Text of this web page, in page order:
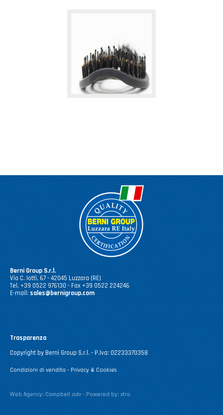
Berni Group S.r.l.
Via C. Iotti, 67 - 42045 Luzzara (RE)
Tel. +39 0522 976130 - Fax +39 0522 224246
E-mail: sales@bernigroup.com
Trasparenza
Copyright by Berni Group S.r.l. - P.Iva: 02233370358
Condizioni di vendita - Privacy & Cookies
Web Agency: Campbell adv - Powered by: xtro